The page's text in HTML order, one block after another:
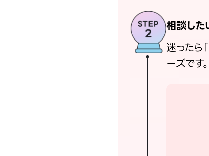
相談し
迷ったら
ーズです。